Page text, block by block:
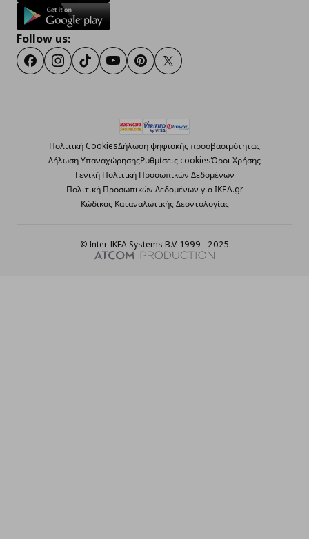
Follow us:
FacebookInstagram
TikTokYoutubePinterestTwitter
Πολιτική CookiesΔήλωση ψηφιακής προσβασιμότητας
Δήλωση ΥπαναχώρησηςΡυθμίσεις cookiesΌροι Χρήσης
Γενική Πολιτική Προσωπικών Δεδομένων
Πολιτική Προσωπικών Δεδομένων για ΙΚΕΑ.gr
Κώδικας Καταναλωτικής Δεοντολογίας
© Inter-IKEA Systems B.V. 1999 - 2025